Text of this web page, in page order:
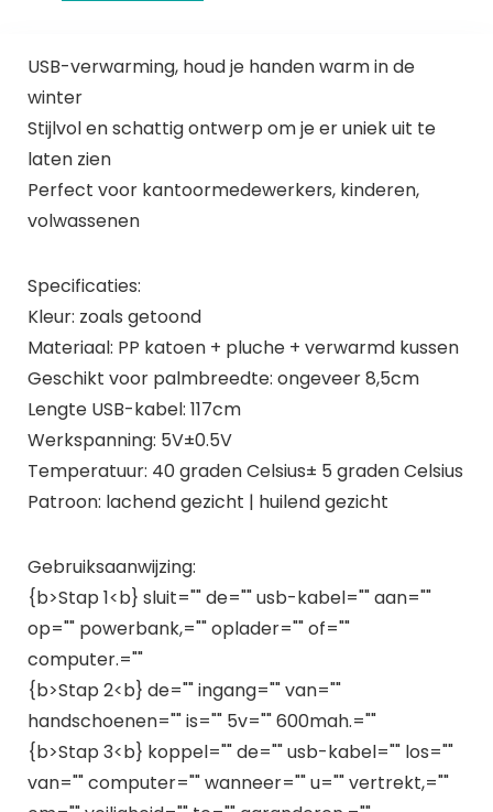
USB-verwarming, houd je handen warm in de
winter
Stijlvol en schattig ontwerp om je er uniek uit te
laten zien
Perfect voor kantoormedewerkers, kinderen,
volwassenen
Specificaties:
Kleur: zoals getoond
Materiaal: PP katoen + pluche + verwarmd kussen
Geschikt voor palmbreedte: ongeveer 8,5cm
Lengte USB-kabel: 117cm
Werkspanning: 5V±0.5V
Temperatuur: 40 graden Celsius± 5 graden Celsius
Patroon: lachend gezicht | huilend gezicht
Gebruiksaanwijzing:
{b>Stap 1<b} sluit="" de="" usb-kabel="" aan=""
op="" powerbank,="" oplader="" of=""
computer.=""
{b>Stap 2<b} de="" ingang="" van=""
handschoenen="" is="" 5v="" 600mah.=""
{b>Stap 3<b} koppel="" de="" usb-kabel="" los=""
van="" computer="" wanneer="" u="" vertrekt,=""